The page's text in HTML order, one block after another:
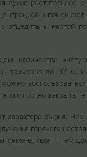
сухое
и
отцедить и настой
количестве
примерно до 90°
(можно
плотно закрыть
характера сырья. Чем
горячего
семена, хвоя — тем